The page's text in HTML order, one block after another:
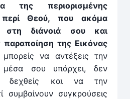
της περιορισμένης
Θεού, που ακόμα
στη διάνοιά σου και
της Εικόνας
να αντέξεις την
μέσα σου υπάρχει, δεν
δεχθείς και να την
συμβαίνουν συγκρούσεις